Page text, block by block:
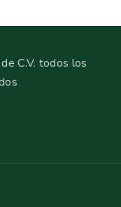
C.V. todos los